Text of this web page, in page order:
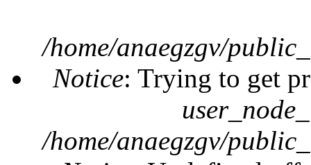
/home/anaegzgv/
Notice: Trying to get
/home/anaegzgv/